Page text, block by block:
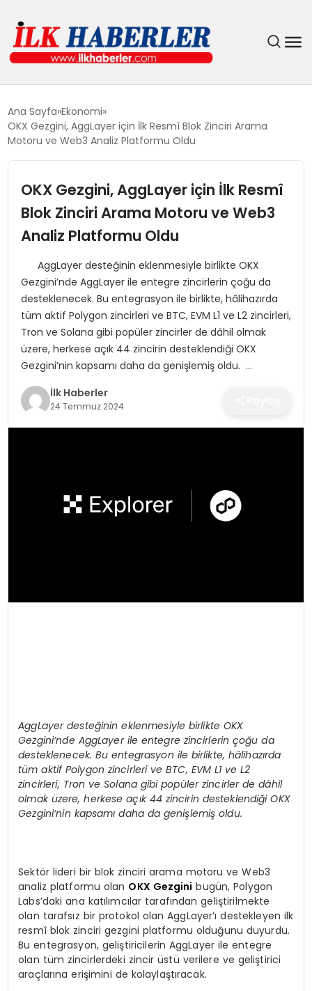
EĞITIM
GÜNDEM
SIYASET
SPOR
TEKNOLOJI
YAŞAM
Ana Sayfa Ekonomi
OKX Gezgini, AggLayer için İlk Resmî Blok Zinciri Arama
Motoru ve Web3 Analiz Platformu Oldu
OKX Gezgini, AggLayer için İlk Resmî
Blok Zinciri Arama Motoru ve Web3
Analiz Platformu Oldu
AggLayer desteğinin eklenmesiyle birlikte OKX
Gezgini’nde AggLayer ile entegre zincirlerin çoğu da
desteklenecek. Bu entegrasyon ile birlikte, hâlihazırda
tüm aktif Polygon zincirleri ve BTC, EVM L1 ve L2 zincirleri,
Tron ve Solana gibi popüler zincirler de dâhil olmak
üzere, herkese açık 44 zincirin desteklendiği OKX
Gezgini’nin kapsamı daha da genişlemiş oldu. …
İlk Haberler
24 Temmuz 2024
AggLayer desteğinin eklenmesiyle birlikte OKX
Gezgini’nde AggLayer ile entegre zincirlerin çoğu da
desteklenecek. Bu entegrasyon ile birlikte, hâlihazırda
tüm aktif Polygon zincirleri ve BTC, EVM L1 ve L2
zincirleri, Tron ve Solana gibi popüler zincirler de dâhil
olmak üzere, herkese açık 44 zincirin desteklendiği OKX
Gezgini’nin kapsamı daha da genişlemiş oldu.
Sektör lideri bir blok zinciri arama motoru ve Web3
analiz platformu olan OKX Gezgini bugün, Polygon
Labs’daki ana katılımcılar tarafından geliştirilmekte
olan tarafsız bir protokol olan AggLayer’ı destekleyen ilk
resmî blok zinciri gezgini platformu olduğunu duyurdu.
Bu entegrasyon, geliştiricilerin AggLayer ile entegre
olan tüm zincirlerdeki zincir üstü verilere ve geliştirici
araçlarına erişimini de kolaylaştıracak.